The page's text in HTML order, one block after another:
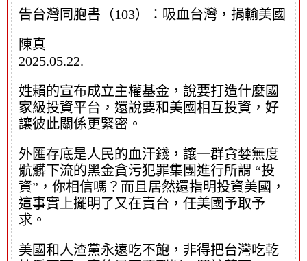
告台灣同胞書（103）：吸血台灣，捐輸美國
陳真
2025.05.22.
姓賴的宣布成立主權基金，說要打造什麼國
家級投資平台，還說要和美國相互投資，好
讓彼此關係更緊密。
外匯存底是人民的血汗錢，讓一群貪婪無度
骯髒下流的黑金貪污犯罪集團進行所謂 “投
資”，你相信嗎？而且居然還指明投資美國，
這事實上擺明了又在賣台，任美國予取予
求。
美國和人渣黨永遠吃不飽，非得把台灣吃乾